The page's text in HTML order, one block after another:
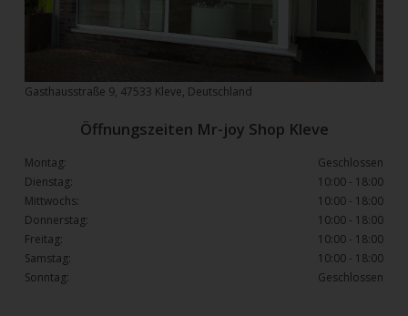
Gasthausstraße 9, 47533 Kleve, Deutschland
Öffnungszeiten Mr-joy Shop Kleve
Montag:
Geschlossen
Dienstag:
10:00 - 18:00
Mittwochs:
10:00 - 18:00
Donnerstag:
10:00 - 18:00
Freitag:
10:00 - 18:00
Samstag:
10:00 - 18:00
Sonntag:
Geschlossen